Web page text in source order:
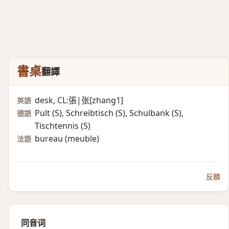
書桌翻譯
英語 desk, CL:張|张[zhang1]
德語 Pult (S)​, Schreibtisch (S)​, Schulbank (S)​,
Tischtennis (S)​
法語 bureau (meuble)​
反饋
同音词